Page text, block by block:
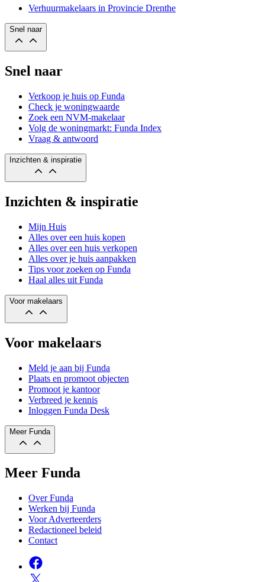
Verhuurmakelaars in Provincie Drenthe
Snel naar
Snel naar
Verkoop je huis op Funda
Check je woningwaarde
Zoek een NVM-makelaar
Volg de woningmarkt: Funda Index
Vraag & antwoord
Inzichten & inspiratie
Inzichten & inspiratie
Mijn Huis
Alles over een huis kopen
Alles over een huis verkopen
Alles over je huis aanpakken
Tips voor zoeken op Funda
Haal alles uit Funda
Voor makelaars
Voor makelaars
Meld je aan bij Funda
Plaats en promoot objecten
Promoot je kantoor
Verbreed je kennis
Inloggen Funda Desk
Meer Funda
Meer Funda
Over Funda
Werken bij Funda
Voor Adverteerders
Redactioneel beleid
Contact